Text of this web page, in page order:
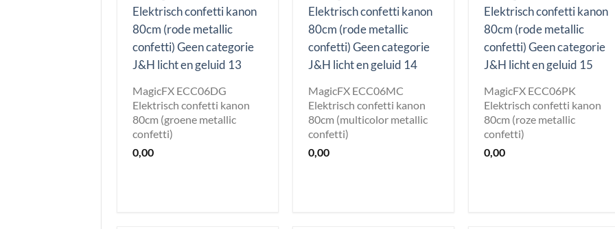
MagicFX ECC06DG
Elektrisch confetti kanon
80cm (groene metallic
confetti)
0,00
MagicFX ECC06MC
Elektrisch confetti kanon
80cm (multicolor metallic
confetti)
0,00
MagicFX ECC06PK
Elektrisch confetti kanon
80cm (roze metallic
confetti)
0,00